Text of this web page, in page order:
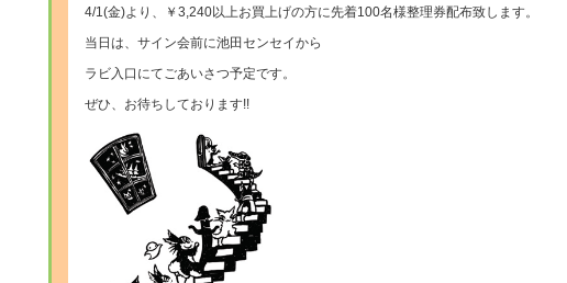
4/1(金)より、￥3,240以上お買上げの方に先着100名様整理券配布致します。
当日は、サイン会前に池田センセイから
ラビ入口にてごあいさつ予定です。
ぜひ、お待ちしております!!